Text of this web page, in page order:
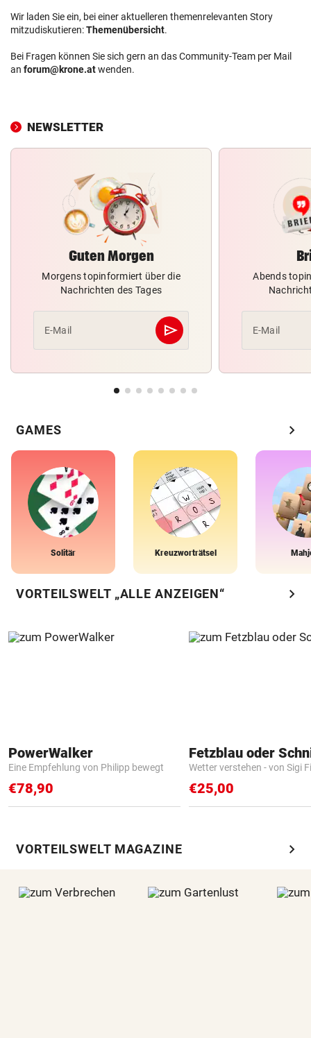
Wir laden Sie ein, bei einer aktuelleren themenrelevanten Story
mitzudiskutieren:Themenübersicht.
Bei Fragen können Sie sich gern an das Community-Team per Mail
an forum@krone.atwenden.
NEWSLETTER
Guten Morgen
Morgens topinformiert über die
Nachrichten des Tages
E-Mail send
Abschicken
Abends
E-Mail
GAMES chevron_right
Solitär Kreuzworträtsel
VORTEILSWELT „ALLE ANZEIGEN“ chevron_right
PowerWalker
Eine Empfehlung von Philipp bewegt
€78,90
Fetzblau oder
Wetter verstehen - von Sigi
€25,00
VORTEILSWELT MAGAZINE chevron_right